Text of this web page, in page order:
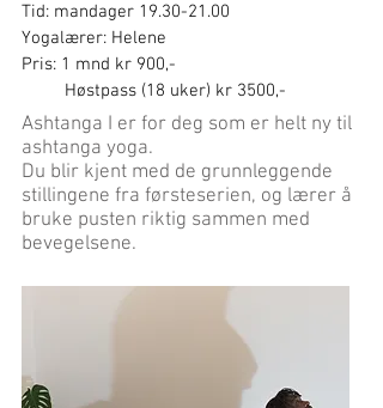
Tid: mandager 19.30-21.00
Yogalærer: Helene
Pris: 1 mnd kr 900,-
Høstpass (18 uker) kr 3500,-
Ashtanga I er for deg som er helt ny til
ashtanga yoga.
Du blir kjent med de grunnleggende
stillingene fra førsteserien, og lærer å
bruke pusten riktig sammen med
bevegelsene.